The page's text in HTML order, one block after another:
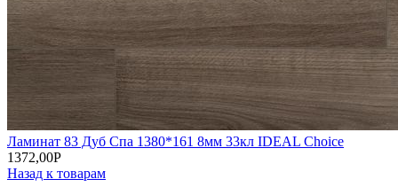
Ламинат 83 Дуб Спа 1380*161 8мм 33кл IDEAL Choice
1372,00Р
Назад к товарам